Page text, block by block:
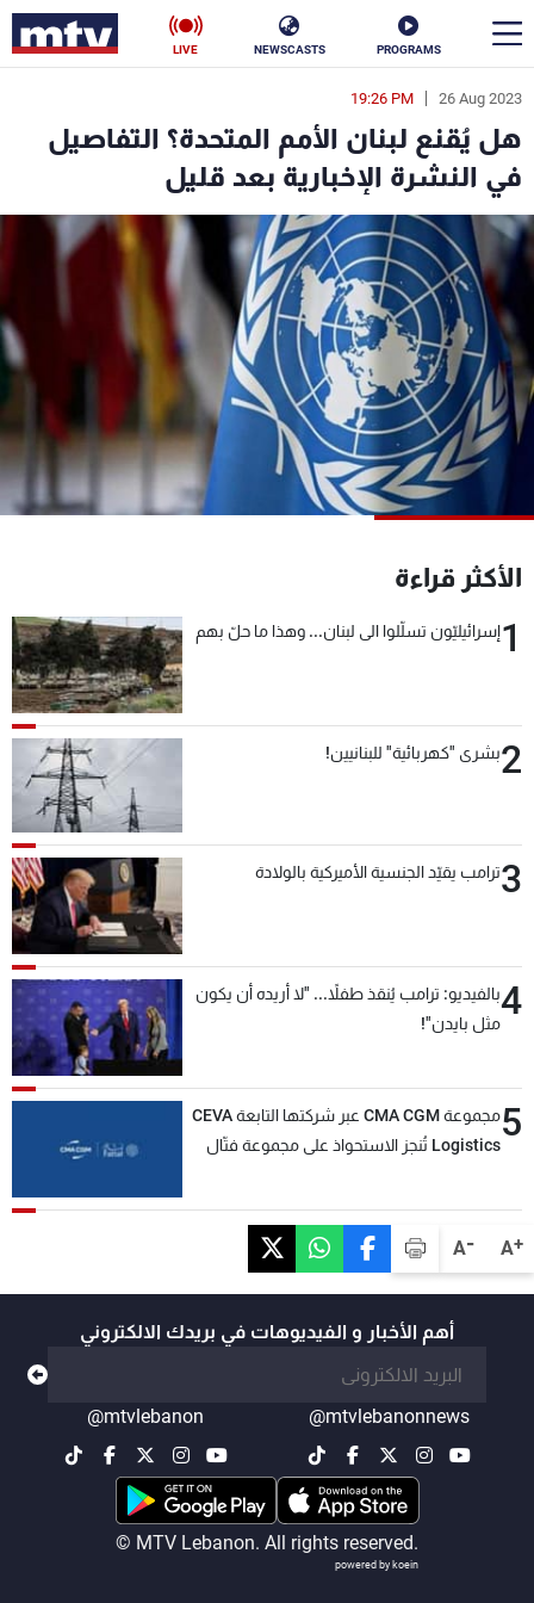
PROGRAMS
NEWSCASTS
LIVE
A+
A-
26 Aug 2023
19:26 PM
هل يُقنع لبنان الأمم المتحدة؟ التفاصيل
في النشرة الإخبارية بعد قليل
الأكثر قراءة
1إسرائيليّون تسلّلوا الى لبنان... وهذا ما حلّ بهم
2بشرى "كهربائية" للبنانيين!
3ترامب يقيّد الجنسية الأميركية بالولادة
4بالفيديو: ترامب يُنقذ طفلاً... "لا أريده أن يكون
مثل بايدن"!
5
مجموعة CMA CGM عبر شركتها التابعة CEVA
Logistics تُنجز الاستحواذ على مجموعة فتّال
أهم الأخبار و الفيديوهات في بريدك الالكتروني
@mtvlebanonnews
@mtvlebanon
© MTV Lebanon. All rights reserved.
powered by koein
en
الأخبار
سياسة ناس
إقتصاد فن
منوعات رياضة
كأس العالم
شاهد البرامج
الترددات